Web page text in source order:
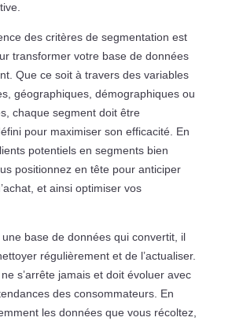
des critères de segmentation est
transformer votre base de données
Que ce soit à travers des variables
géographiques, démographiques ou
chaque segment doit être
pour maximiser son efficacité. En
potentiels en segments bien
positionnez en tête pour anticiper
et ainsi optimiser vos
base de données qui convertit, il
régulièrement et de l’actualiser.
s’arrête jamais et doit évoluer avec
des consommateurs. En
les données que vous récoltez,